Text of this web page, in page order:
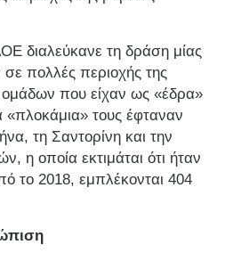
διαλεύκανε τη δράση μίας
πολλές περιοχής της
ομάδων που είχαν ως «έδρα»
τους έφταναν
τη Σαντορίνη και την
η οποία εκτιμάται ότι ήταν
το 2018, εμπλέκονται 404